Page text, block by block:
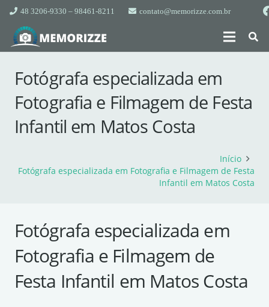
48 3206-9330 – 98461-8211 contato@memorizze.com.br
Fotógrafa especializada em
Fotografia e Filmagem de Festa
Infantil em Matos Costa
Início
Fotógrafa especializada em Fotografia e Filmagem de Festa
Infantil em Matos Costa
Fotógrafa especializada em
Fotografia e Filmagem de
Festa Infantil em Matos Costa